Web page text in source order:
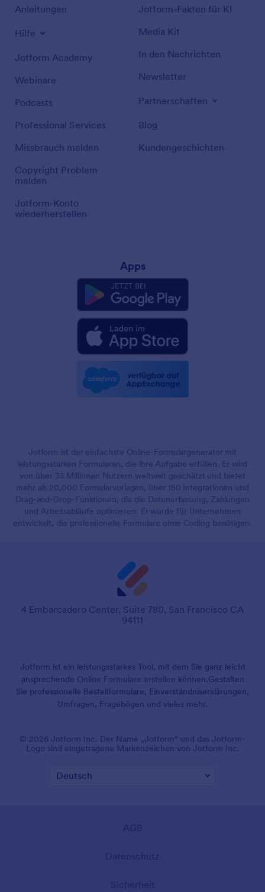
Anleitungen
Hilfe
Jotform Academy
Webinare
Podcasts
Professional Services
Missbrauch melden
Copyright Problem
melden
Jotform-Konto
wiederherstellen
Jotform-Fakten für KI
Media Kit
In den Nachrichten
Newsletter
Partnerschaften
Blog
Kundengeschichten
Apps
Jotform ist der einfachste Online-Formulargenerator mit
leistungsstarken Formularen, die ihre Aufgabe erfüllen. Er wird
von über 35 Millionen Nutzern weltweit geschätzt und bietet
mehr als 20,000 Formularvorlagen, über 150 Integrationen und
Drag-and-Drop-Funktionen, die die Datenerfassung, Zahlungen
und Arbeitsabläufe optimieren. Er wurde für Unternehmen
entwickelt, die professionelle Formulare ohne Coding benötigen.
4 Embarcadero Center, Suite 780, San Francisco CA
94111
Jotform ist ein leistungsstarkes Tool, mit dem Sie ganz leicht
ansprechende Online Formulare erstellen können.Gestalten
Sie professionelle Bestellformulare, Einverständniserklärungen,
Umfragen, Fragebögen und vieles mehr.
© 2026 Jotform Inc. Der Name „Jotform“ und das Jotform-
Logo sind eingetragene Markenzeichen von Jotform Inc.
AGB
Datenschutz
Sicherheit